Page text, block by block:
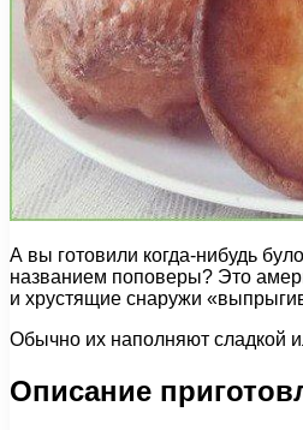
А вы готовили когда-нибудь
названием поповеры? Это
и хрустящие снаружи
Обычно их наполняют сладкой
Описание